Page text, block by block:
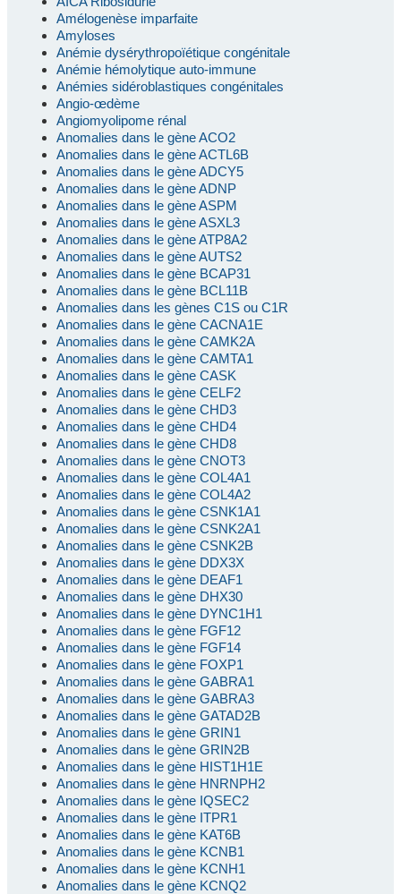
Amélogenèse imparfaite
Amyloses
Anémie dysérythropoïétique congénitale
Anémie hémolytique auto-immune
Anémies sidéroblastiques congénitales
Angio-œdème
Angiomyolipome rénal
Anomalies dans le gène ACO2
Anomalies dans le gène ACTL6B
Anomalies dans le gène ADCY5
Anomalies dans le gène ADNP
Anomalies dans le gène ASPM
Anomalies dans le gène ASXL3
Anomalies dans le gène ATP8A2
Anomalies dans le gène AUTS2
Anomalies dans le gène BCAP31
Anomalies dans le gène BCL11B
Anomalies dans les gènes C1S ou C1R
Anomalies dans le gène CACNA1E
Anomalies dans le gène CAMK2A
Anomalies dans le gène CAMTA1
Anomalies dans le gène CASK
Anomalies dans le gène CELF2
Anomalies dans le gène CHD3
Anomalies dans le gène CHD4
Anomalies dans le gène CHD8
Anomalies dans le gène CNOT3
Anomalies dans le gène COL4A1
Anomalies dans le gène COL4A2
Anomalies dans le gène CSNK1A1
Anomalies dans le gène CSNK2A1
Anomalies dans le gène CSNK2B
Anomalies dans le gène DDX3X
Anomalies dans le gène DEAF1
Anomalies dans le gène DHX30
Anomalies dans le gène DYNC1H1
Anomalies dans le gène FGF12
Anomalies dans le gène FGF14
Anomalies dans le gène FOXP1
Anomalies dans le gène GABRA1
Anomalies dans le gène GABRA3
Anomalies dans le gène GATAD2B
Anomalies dans le gène GRIN1
Anomalies dans le gène GRIN2B
Anomalies dans le gène HIST1H1E
Anomalies dans le gène HNRNPH2
Anomalies dans le gène IQSEC2
Anomalies dans le gène ITPR1
Anomalies dans le gène KAT6B
Anomalies dans le gène KCNB1
Anomalies dans le gène KCNH1
Anomalies dans le gène KCNQ2